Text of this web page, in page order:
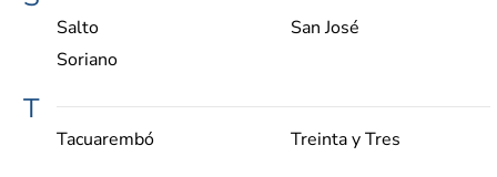
Salto
San José
Soriano
T
Tacuarembó Treinta y Tres